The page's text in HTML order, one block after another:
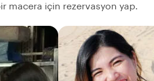
macera için rezervasyon yap.